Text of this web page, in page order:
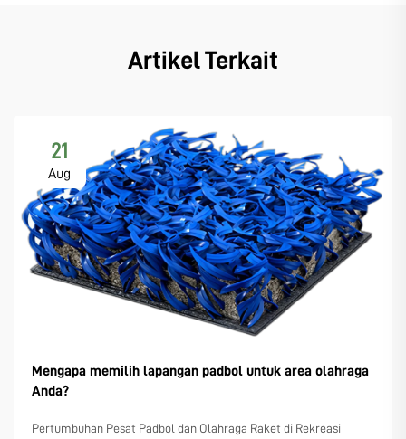
Artikel Terkait
21
Aug
Mengapa memilih lapangan padbol untuk area olahraga
Anda?
Pertumbuhan Pesat Padbol dan Olahraga Raket di Rekreasi